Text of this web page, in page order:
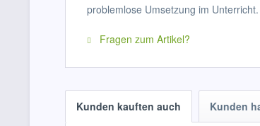
problemlose Umsetzung im Unterricht.
Fragen zum Artikel?
Kunden kauften auch Kunden